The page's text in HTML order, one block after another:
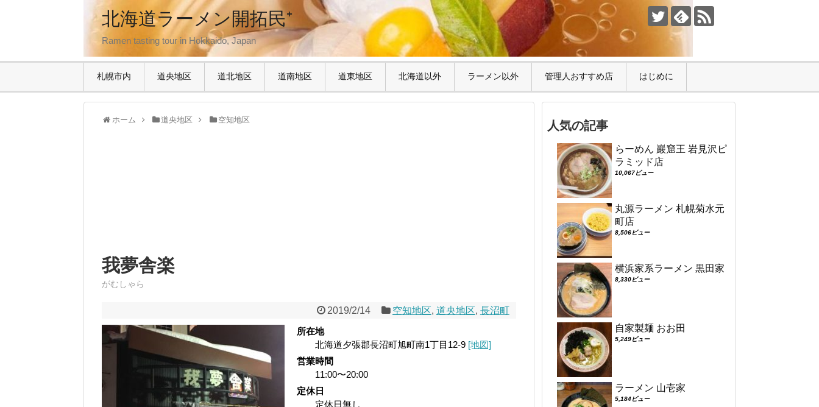
北海道ラーメン開拓民⁺
Ramen tasting tour in Hokkaido, Japan
札幌市内 道央地区 道北地区 道南地区 道東地区 北海道以外 ラーメン以外 管理人おすすめ店 はじめに
ホーム 道央地区 空知地区
我夢舎楽
がむしゃら
2019/2/14 空知地区, 道央地区, 長沼町
所在地
北海道夕張郡長沼町旭町南1丁目12-9 [地図]
営業時間
11:00〜20:00
定休日
定休日無し
人気の記事
らーめん 巖窟王 岩見沢ピ
ラミッド店
10,067ビュー
丸源ラーメン 札幌菊水元
町店
8,506ビュー
横浜家系ラーメン 黒田家
8,330ビュー
自家製麺 おお田
5,249ビュー
ラーメン 山壱家
5,184ビュー